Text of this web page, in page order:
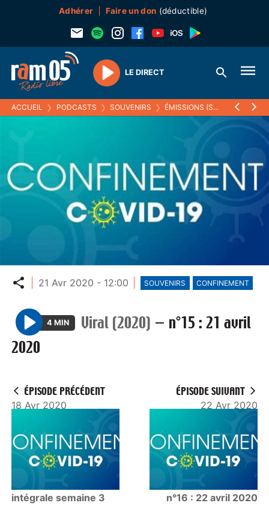
Adhérer Faire un don (déductible)
Play
LE DIRECT
ACCUEIL ❯ PODCASTS ❯ SOUVENIRS ❯ ÉMISSIONS (SOUVENIRS) ❯
Partager
21 Avr 2020 - 12:00 SOUVENIRS CONFINEMENT
P
l
4 MIN Viral (2020) — n°15 : 21 avril
2020
ÉPISODE PRÉCÉDENT
18 Avr 2020
intégrale semaine 3
ÉPISODE SUIVANT
22 Avr 2020
n°16 : 22 avril 2020